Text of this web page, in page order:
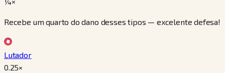
Recebe um quarto do dano desses tipos — excelente defesa!
Lutador
0.25×